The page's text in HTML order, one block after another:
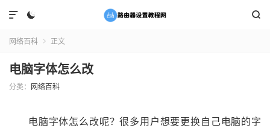
 

网络百科  正文
电脑字体怎么改
分类： 网络百科
电脑字体怎么改呢？很多用户想要更换自己电脑的字